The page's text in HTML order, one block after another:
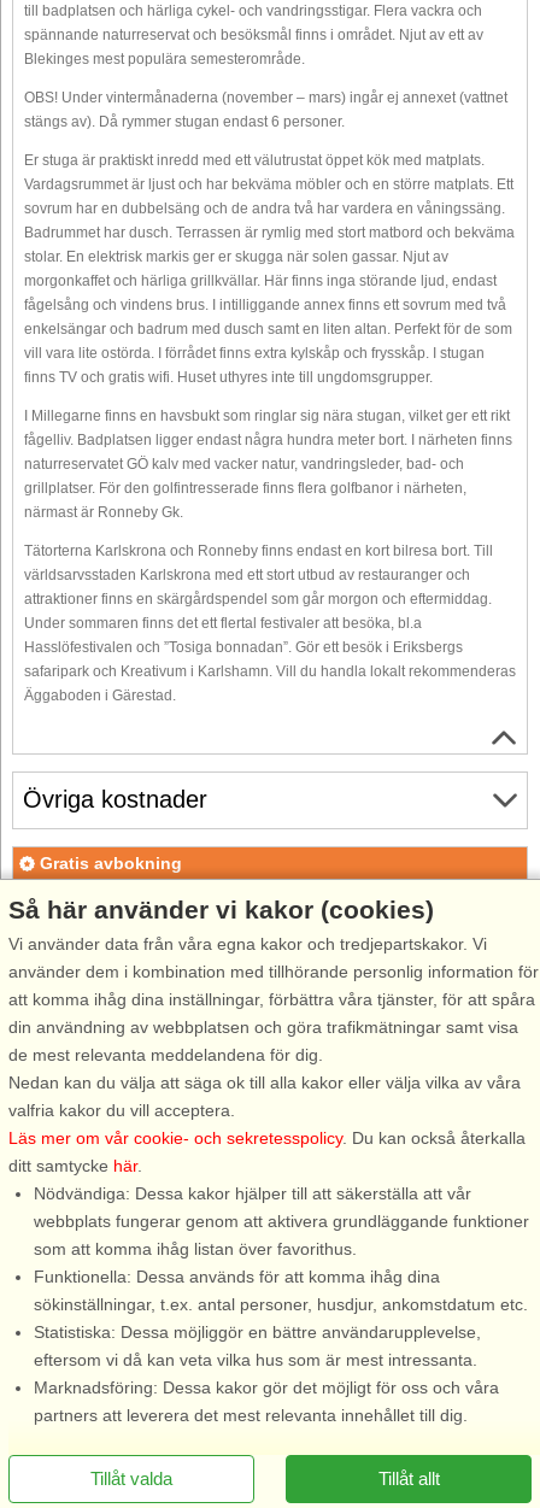
till badplatsen och härliga cykel- och vandringsstigar. Flera vackra och
spännande naturreservat och besöksmål finns i området. Njut av ett av
Blekinges mest populära semesterområde.
OBS! Under vintermånaderna (november – mars) ingår ej annexet (vattnet
stängs av). Då rymmer stugan endast 6 personer.
Er stuga är praktiskt inredd med ett välutrustat öppet kök med matplats.
Vardagsrummet är ljust och har bekväma möbler och en större matplats. Ett
sovrum har en dubbelsäng och de andra två har vardera en våningssäng.
Badrummet har dusch. Terrassen är rymlig med stort matbord och bekväma
stolar. En elektrisk markis ger er skugga när solen gassar. Njut av
morgonkaffet och härliga grillkvällar. Här finns inga störande ljud, endast
fågelsång och vindens brus. I intilliggande annex finns ett sovrum med två
enkelsängar och badrum med dusch samt en liten altan. Perfekt för de som
vill vara lite ostörda. I förrådet finns extra kylskåp och frysskåp. I stugan
finns TV och gratis wifi. Huset uthyres inte till ungdomsgrupper.
I Millegarne finns en havsbukt som ringlar sig nära stugan, vilket ger ett rikt
fågelliv. Badplatsen ligger endast några hundra meter bort. I närheten finns
naturreservatet GÖ kalv med vacker natur, vandringsleder, bad- och
grillplatser. För den golfintresserade finns flera golfbanor i närheten,
närmast är Ronneby Gk.
Tätorterna Karlskrona och Ronneby finns endast en kort bilresa bort. Till
världsarvsstaden Karlskrona med ett stort utbud av restauranger och
attraktioner finns en skärgårdspendel som går morgon och eftermiddag.
Under sommaren finns det ett flertal festivaler att besöka, bl.a
Hasslöfestivalen och ”Tosiga bonnadan”. Gör ett besök i Eriksbergs
safaripark och Kreativum i Karlshamn. Vill du handla lokalt rekommenderas
Äggaboden i Gärestad.
Om området
Info och öppettider
Innan semestern
Övriga kostnader
Gratis avbokning
ankomster under perioden 18/7-2026 till 1/1-2027
Gratis avbokning fram till 35 dagar före ankomst. Gäller för
ankomster under perioden 2/1-2027 till 7/1-2028
Se villkor här
Topp-attraktioner i området
Så här använder vi kakor (cookies)
Vi använder data från våra egna kakor och tredjepartskakor. Vi
använder dem i kombination med tillhörande personlig information för
att komma ihåg dina inställningar, förbättra våra tjänster, för att spåra
din användning av webbplatsen och göra trafikmätningar samt visa
de mest relevanta meddelandena för dig.
Nedan kan du välja att säga ok till alla kakor eller välja vilka av våra
valfria kakor du vill acceptera.
Läs mer om vår cookie- och sekretesspolicy. Du kan också återkalla
ditt samtycke här.
Nödvändiga: Dessa kakor hjälper till att säkerställa att vår
webbplats fungerar genom att aktivera grundläggande funktioner
som att komma ihåg listan över favorithus.
Funktionella: Dessa används för att komma ihåg dina
sökinställningar, t.ex. antal personer, husdjur, ankomstdatum etc.
Statistiska: Dessa möjliggör en bättre användarupplevelse,
eftersom vi då kan veta vilka hus som är mest intressanta.
Marknadsföring: Dessa kakor gör det möjligt för oss och våra
partners att leverera det mest relevanta innehållet till dig.
Tillåt allt
Tillåt valda